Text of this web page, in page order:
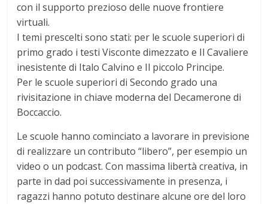
con il supporto prezioso delle nuove frontiere
virtuali.
I temi prescelti sono stati: per le scuole superiori di
primo grado i testi Visconte dimezzato e Il Cavaliere
inesistente di Italo Calvino e Il piccolo Principe.
Per le scuole superiori di Secondo grado una
rivisitazione in chiave moderna del Decamerone di
Boccaccio.
Le scuole hanno cominciato a lavorare in previsione
di realizzare un contributo “libero”, per esempio un
video o un podcast. Con massima libertà creativa, in
parte in dad poi successivamente in presenza, i
ragazzi hanno potuto destinare alcune ore del loro